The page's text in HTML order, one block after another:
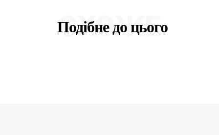
Подібне до цього
СХОЖЕ